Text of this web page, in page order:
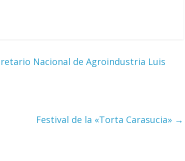
Nacional de Agroindustria Luis
Festival de la «Torta Carasucia» →